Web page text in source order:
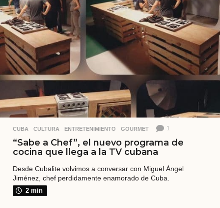
á
s
CUBA ,CULTURA ,ENTRETENIMIENTO ,GOURMET 1
“Sabe a Chef”, el nuevo programa de
cocina que llega a la TV cubana
Desde Cubalite volvimos a conversar con Miguel Ángel
Jiménez, chef perdidamente enamorado de Cuba.
2 min